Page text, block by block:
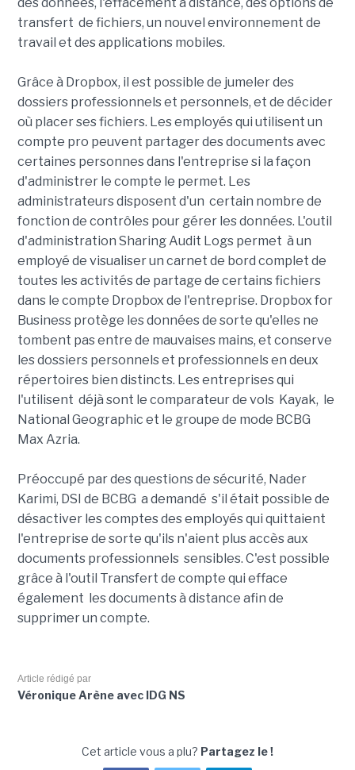
des données, l'effacement à distance, des options de
transfert de fichiers, un nouvel environnement de
travail et des applications mobiles.
Grâce à Dropbox, il est possible de jumeler des
dossiers professionnels et personnels, et de décider
où placer ses fichiers. Les employés qui utilisent un
compte pro peuvent partager des documents avec
certaines personnes dans l'entreprise si la façon
d'administrer le compte le permet. Les
administrateurs disposent d'un certain nombre de
fonction de contrôles pour gérer les données. L'outil
d'administration Sharing Audit Logs permet à un
employé de visualiser un carnet de bord complet de
toutes les activités de partage de certains fichiers
dans le compte Dropbox de l'entreprise. Dropbox for
Business protège les données de sorte qu'elles ne
tombent pas entre de mauvaises mains, et conserve
les dossiers personnels et professionnels en deux
répertoires bien distincts. Les entreprises qui
l'utilisent déjà sont le comparateur de vols Kayak, le
National Geographic et le groupe de mode BCBG
Max Azria.
Préoccupé par des questions de sécurité, Nader
Karimi, DSI de BCBG a demandé s'il était possible de
désactiver les comptes des employés qui quittaient
l'entreprise de sorte qu'ils n'aient plus accès aux
documents professionnels sensibles. C'est possible
grâce à l'outil Transfert de compte qui efface
également les documents à distance afin de
supprimer un compte.
Article rédigé par
Véronique Arène avec IDG NS
Cet article vous a plu? Partagez le !